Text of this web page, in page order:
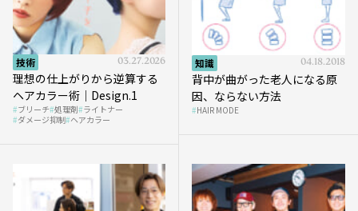
技術 03.27.2026
理想の仕上がりから逆算する
ヘアカラー術｜Design.1
ブリーチ 処理剤 ライトナー
ダメージ抑制 ヘアカラー
知識 04.18.2018
背中が曲がった老人になる原
因、ならない方法
HAIR MODE